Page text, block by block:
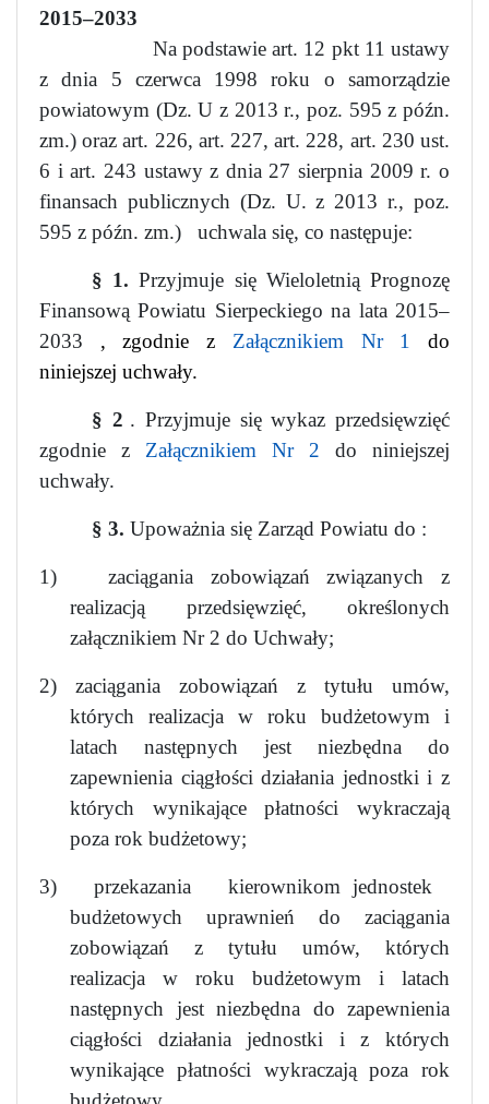
2015–2033
Na podstawie art. 12 pkt 11 ustawy
z dnia 5 czerwca 1998 roku o samorządzie
powiatowym (Dz. U z 2013 r., poz. 595 z późn.
zm.) oraz art. 226, art. 227, art. 228, art. 230 ust.
6 i art. 243 ustawy z dnia 27 sierpnia 2009 r. o
finansach publicznych (Dz. U. z 2013 r., poz.
595 z późn. zm.)
uchwala się, co następuje:
§ 1.Przyjmuje się Wieloletnią Prognozę
Finansową Powiatu Sierpeckiego na lata 2015–
2033 , zgodnie z Załącznikiem Nr 1
do
niniejszej uchwały.
§ 2 . Przyjmuje się wykaz przedsięwzięć
zgodnie z Załącznikiem Nr 2 do niniejszej
uchwały.
§ 3. Upoważnia się Zarząd Powiatu do :
1)
zaciągania zobowiązań związanych z
realizacją przedsięwzięć, określonych
załącznikiem Nr 2 do Uchwały;
2) zaciągania zobowiązań z tytułu umów,
których realizacja w roku budżetowym i
latach następnych jest niezbędna do
zapewnienia ciągłości działania jednostki i z
których wynikające płatności wykraczają
poza rok budżetowy;
3) przekazania
kierownikom jednostek
budżetowych uprawnień do zaciągania
zobowiązań z tytułu umów, których
realizacja w roku budżetowym i latach
następnych jest niezbędna do zapewnienia
ciągłości działania jednostki i z których
wynikające płatności wykraczają poza rok